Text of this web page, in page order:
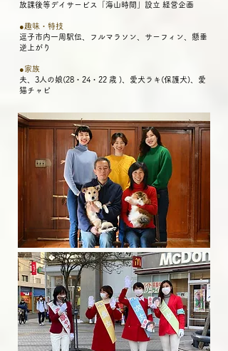
​放課後等デイサービス「海山時間」設立 経営企画
●趣味・特技
逗子市内一周駅伝、フルマラソン、サーフィン、懸垂
逆上がり
●​家族
夫、3人の娘(28・24・22 歳 )、愛犬ラキ(保護犬)、愛
猫チャピ